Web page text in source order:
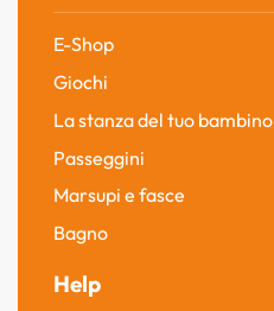
E-Shop
Giochi
La stanza del tuo bambino
Passeggini
Marsupi e fasce
Bagno
Help